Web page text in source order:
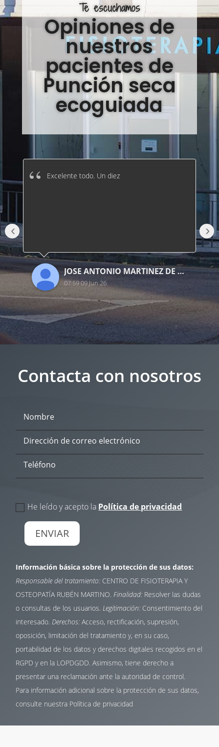
Te escuchamos
Opiniones de
nuestros
pacientes de
Punción seca
ecoguiada
Excelente todo. Un diez
JOSE ANTONIO MARTINEZ DE DIEGO
07:59 09 Jun 26
‹ ›
Contacta con nosotros
He leído y acepto la Política de privacidad
ENVIAR
Información básica sobre la protección de sus datos:
Responsable del tratamiento: CENTRO DE FISIOTERAPIA Y
OSTEOPATÍA RUBÉN MARTINO. Finalidad: Resolver las dudas
o consultas de los usuarios. Legitimación: Consentimiento del
interesado. Derechos:Acceso, rectificación, supresión,
oposición, limitación del tratamiento y, en su caso,
portabilidad de los datos y derechos digitales recogidos en el
RGPD y en la LOPDGDD. Asimismo, tiene derecho a
presentar una reclamación ante la autoridad de control.
Para información adicional sobre la protección de sus datos,
consulte nuestra Política de privacidad